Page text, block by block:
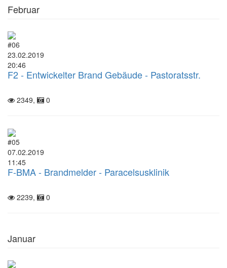
Februar
#06
23.02.2019
20:46
F2 - Entwickelter Brand Gebäude - Pastoratsstr.
2349, 0
#05
07.02.2019
11:45
F-BMA - Brandmelder - Paracelsusklinik
2239, 0
Januar